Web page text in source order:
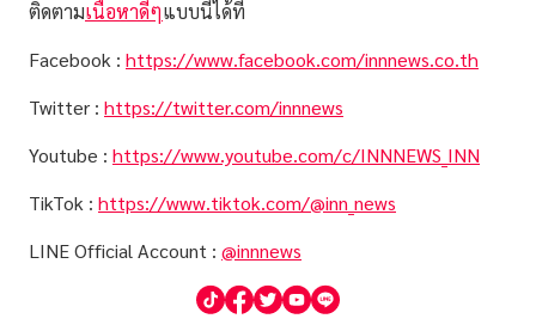
ติดตามเนื้อหาดีๆแบบนี้ได้ที่
Facebook : https://www.facebook.com/innnews.co.th
Twitter : https://twitter.com/innnews
Youtube : https://www.youtube.com/c/INNNEWS_INN
TikTok : https://www.tiktok.com/@inn_news
LINE Official Account : @innnews